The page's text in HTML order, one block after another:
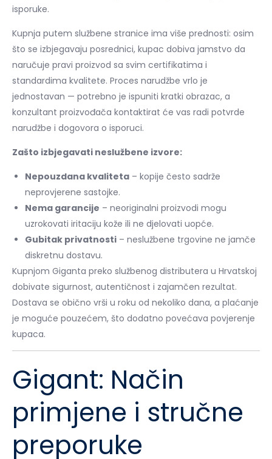
isporuke.
Kupnja putem službene stranice ima više prednosti: osim
što se izbjegavaju posrednici, kupac dobiva jamstvo da
naručuje pravi proizvod sa svim certifikatima i
standardima kvalitete. Proces narudžbe vrlo je
jednostavan — potrebno je ispuniti kratki obrazac, a
konzultant proizvođača kontaktirat će vas radi potvrde
narudžbe i dogovora o isporuci.
Zašto izbjegavati neslužbene izvore:
Nepouzdana kvaliteta – kopije često sadrže
neprovjerene sastojke.
Nema garancije – neoriginalni proizvodi mogu
uzrokovati iritaciju kože ili ne djelovati uopće.
Gubitak privatnosti – neslužbene trgovine ne jamče
diskretnu dostavu.
Kupnjom Giganta preko službenog distributera u Hrvatskoj
dobivate sigurnost, autentičnost i zajamčen rezultat.
Dostava se obično vrši u roku od nekoliko dana, a plaćanje
je moguće pouzećem, što dodatno povećava povjerenje
kupaca.
Gigant: Način
primjene i stručne
preporuke